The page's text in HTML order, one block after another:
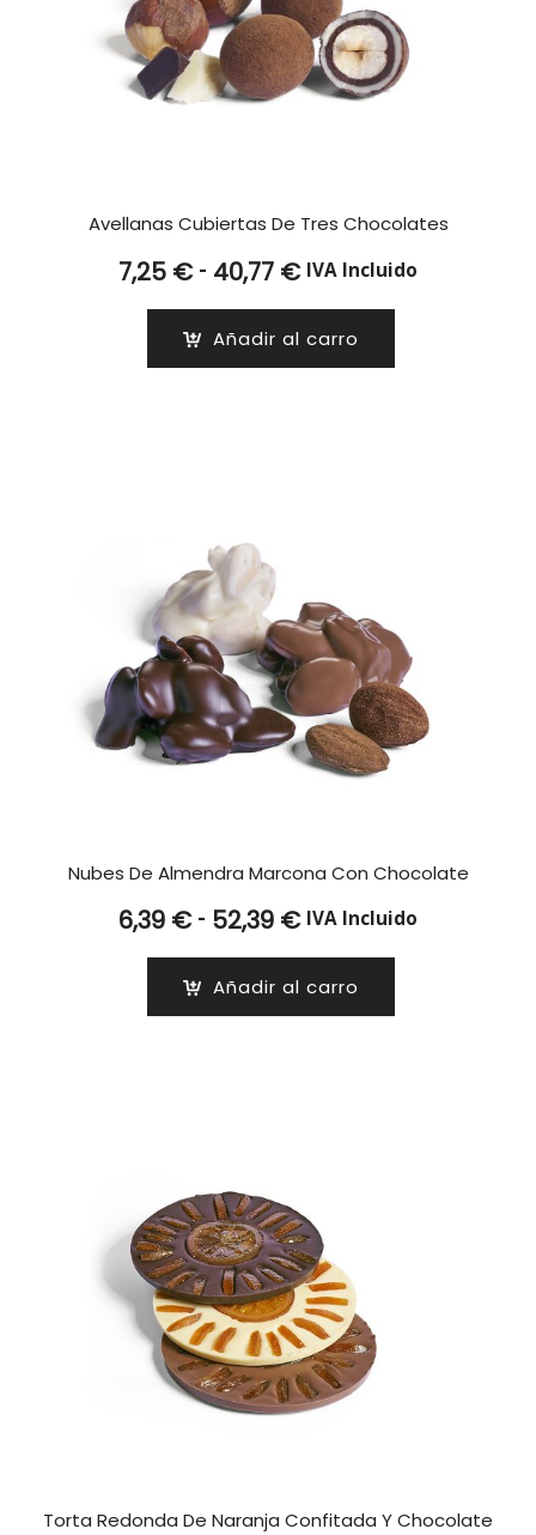
Avellanas Cubiertas De Tres Chocolates
7,25 € - 40,77 €Rango
desde
IVA Incluido
Añadir al carro
Nubes De Almendra Marcona Con Chocolate
6,39 € - 52,39 €Rango
desde
IVA Incluido
Añadir al carro
Torta Redonda De Naranja Confitada Y Chocolate